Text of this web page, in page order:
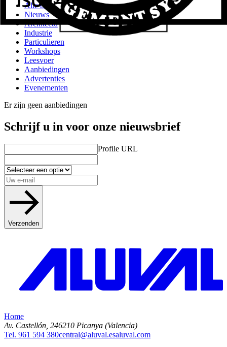
Alle berichten
Nieuws
Architectuur & Contract
Industrie
Particulieren
Workshops
Leesvoer
Aanbiedingen
Advertenties
Evenementen
Er zijn geen aanbiedingen
Schrijf u in voor onze nieuwsbrief
Profile URL
Verzenden
Home
Av. Castellón, 246210 Picanya (Valencia)
Tel. 961 594 380central@aluval.esaluval.com